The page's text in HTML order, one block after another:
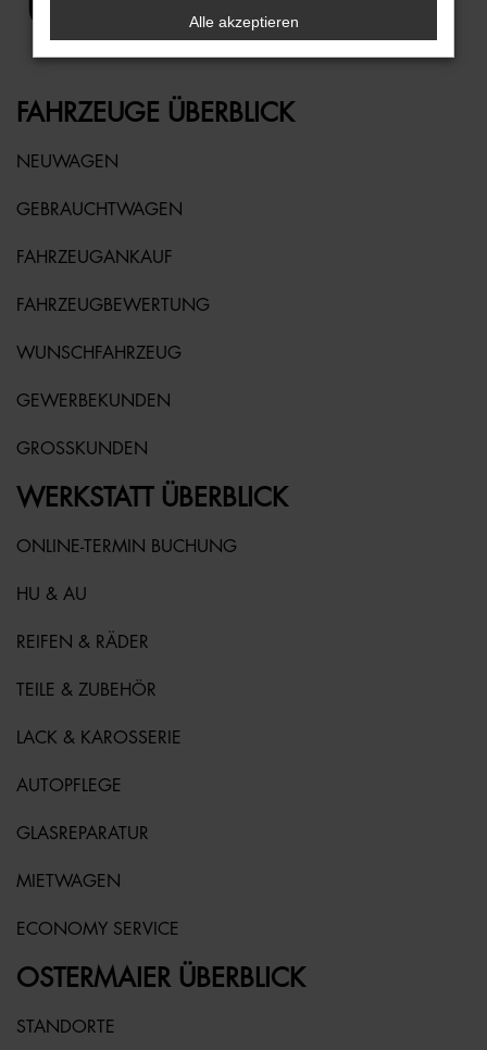
FAHRZEUGE ÜBERBLICK
NEUWAGEN
GEBRAUCHTWAGEN
FAHRZEUGANKAUF
FAHRZEUGBEWERTUNG
WUNSCHFAHRZEUG
GEWERBEKUNDEN
GROSSKUNDEN
WERKSTATT ÜBERBLICK
ONLINE-TERMIN BUCHUNG
HU & AU
REIFEN & RÄDER
TEILE & ZUBEHÖR
LACK & KAROSSERIE
AUTOPFLEGE
GLASREPARATUR
MIETWAGEN
ECONOMY SERVICE
OSTERMAIER ÜBERBLICK
STANDORTE
Alle akzeptieren